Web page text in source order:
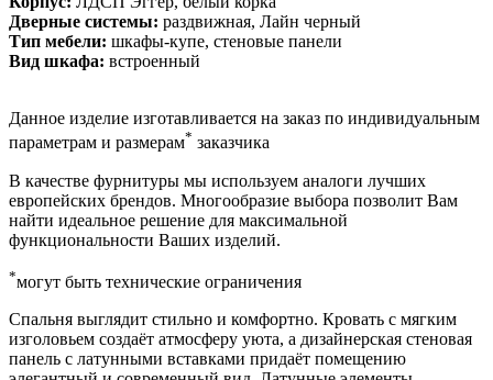
Дверные системы: раздвижная, Лайн черный
Тип мебели: шкафы-купе, стеновые панели
Вид шкафа: встроенный
Данное изделие изготавливается на заказ по индивидуальным
параметрам и размерам* заказчика
В качестве фурнитуры мы используем аналоги лучших
европейских брендов. Многообразие выбора позволит Вам
найти идеальное решение для максимальной
функциональности Ваших изделий.
*могут быть технические ограничения
Спальня выглядит стильно и комфортно. Кровать с мягким
изголовьем создаёт атмосферу уюта, а дизайнерская стеновая
панель с латунными вставками придаёт помещению